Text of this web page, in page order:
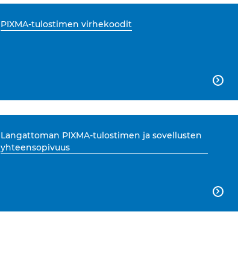
PIXMA-tulostimen virhekoodit

Langattoman PIXMA-tulostimen ja sovellusten
yhteensopivuus
